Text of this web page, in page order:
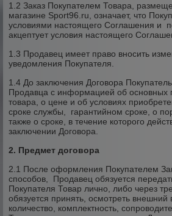
1.2 Заказ Покупателем Товара,
магазине Sport96.ru, означает, что
условиями настоящего Соглашения и
акцептует условия настоящего
1.3 Продавец имеет право вносить
уведомления Покупателя.
1.4 До заключения Договора
Продавца с информацией об основных
товара, о цене и об условиях
сроке службы, гарантийном сроке, о
также о сроке, в течение которого
заключении Договора.
2. Предмет договора
2.1 После оформления Покупателем
способов, Продавец обязуется
Покупателя Товар лично, либо через
обязуется принять, осмотреть внешний
количество, комплектность,